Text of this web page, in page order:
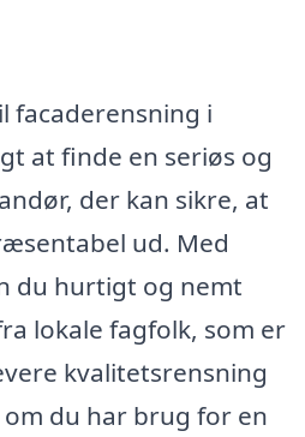
facaderensning i
at finde en seriøs og
der kan sikre, at
ud. Med
du hurtigt og nemt
lokale fagfolk, som er
kvalitetsrensning
om du har brug for en